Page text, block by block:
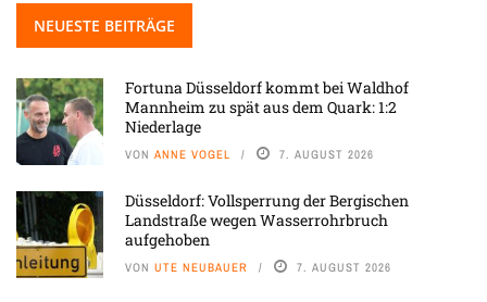
NEUESTE BEITRÄGE
Fortuna Düsseldorf kommt bei Waldhof
Mannheim zu spät aus dem Quark: 1:2
Niederlage
VON ANNE VOGEL 7. AUGUST 2026
Düsseldorf: Vollsperrung der Bergischen
Landstraße wegen Wasserrohrbruch
aufgehoben
VON UTE NEUBAUER 7. AUGUST 2026